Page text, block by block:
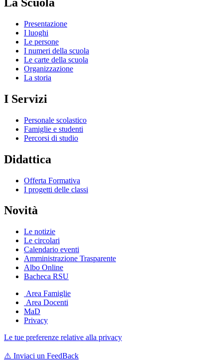
Presentazione
I luoghi
Le persone
I numeri della scuola
Le carte della scuola
Organizzazione
La storia
I Servizi
Personale scolastico
Famiglie e studenti
Percorsi di studio
Didattica
Offerta Formativa
I progetti delle classi
Novità
Le notizie
Le circolari
Calendario eventi
Amministrazione Trasparente
Albo Online
Bacheca RSU
Area Famiglie
Area Docenti
MaD
Privacy
Le tue preferenze relative alla privacy
⚠️ Inviaci un FeedBack